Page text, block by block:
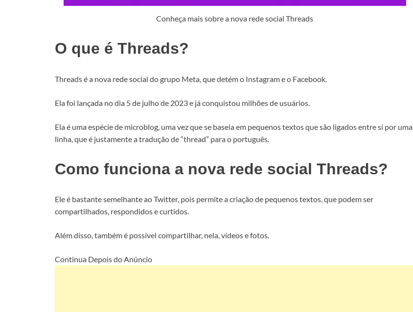
Conheça mais sobre a nova rede social Threads
O que é Threads?
Threads é a nova rede social do grupo Meta, que detém o Instagram e o Facebook.
Ela foi lançada no dia 5 de julho de 2023 e já conquistou milhões de usuários.
Ela é uma espécie de microblog, uma vez que se baseia em pequenos textos que são ligados entre si por uma
linha, que é justamente a tradução de “thread” para o português.
Como funciona a nova rede social Threads?
Ele é bastante semelhante ao Twitter, pois permite a criação de pequenos textos, que podem ser
compartilhados, respondidos e curtidos.
Além disso, também é possível compartilhar, nela, vídeos e fotos.
Continua Depois do Anúncio